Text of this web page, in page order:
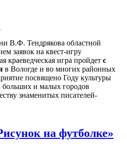
краеведческая игра пройдет с
в Вологде и во многих районных
посвящено Году культуры
и малых городов
знаменитых писателей-
на футболке»